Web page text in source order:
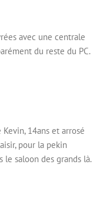
avec une centrale
du reste du PC.
Kevin, 14ans et arrosé
pour la pekin
le saloon des grands là.